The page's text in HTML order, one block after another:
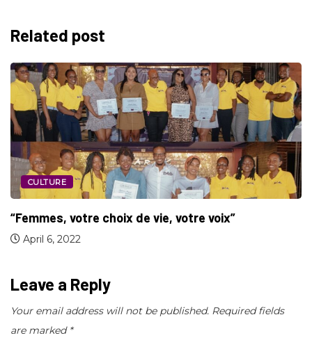
Related post
CULTURE
“Femmes, votre choix de vie, votre voix”
April 6, 2022
Leave a Reply
Your email address will not be published. Required fields
are marked *